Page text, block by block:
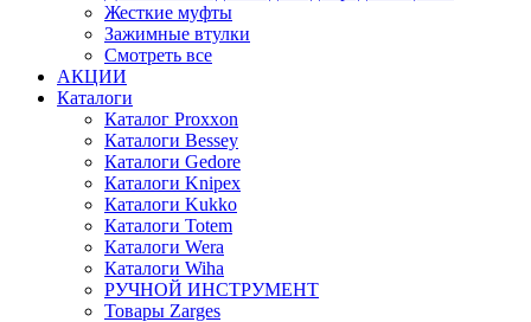
Жесткие муфты
Зажимные втулки
Смотреть все
АКЦИИ
Каталоги
Каталог Proxxon
Каталоги Bessey
Каталоги Gedore
Каталоги Knipex
Каталоги Kukko
Каталоги Totem
Каталоги Wera
Каталоги Wiha
РУЧНОЙ ИНСТРУМЕНТ
Товары Zarges